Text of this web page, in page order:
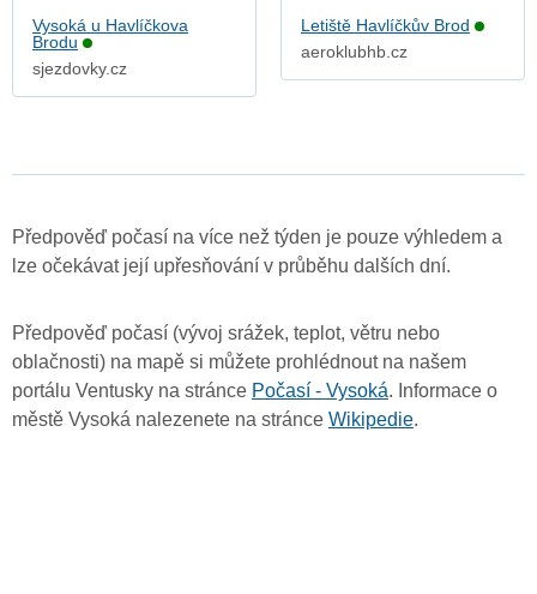
Vysoká u Havlíčkova
Brodu
sjezdovky.cz
Letiště Havlíčkův Brod
aeroklubhb.cz
Předpověď počasí na více než týden je pouze výhledem a
lze očekávat její upřesňování v průběhu dalších dní.
Předpověď počasí (vývoj srážek, teplot, větru nebo
oblačnosti) na mapě si můžete prohlédnout na našem
portálu Ventusky na stránce Počasí - Vysoká. Informace o
městě Vysoká nalezenete na stránce Wikipedie.